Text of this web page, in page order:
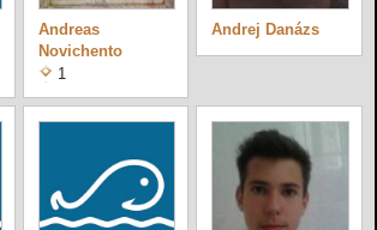
Andreas
Novichento
1
Andrej Danázs